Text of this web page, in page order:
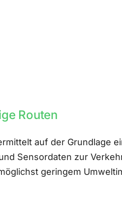
Routen
auf der Grundlage
Sensordaten zur
geringem